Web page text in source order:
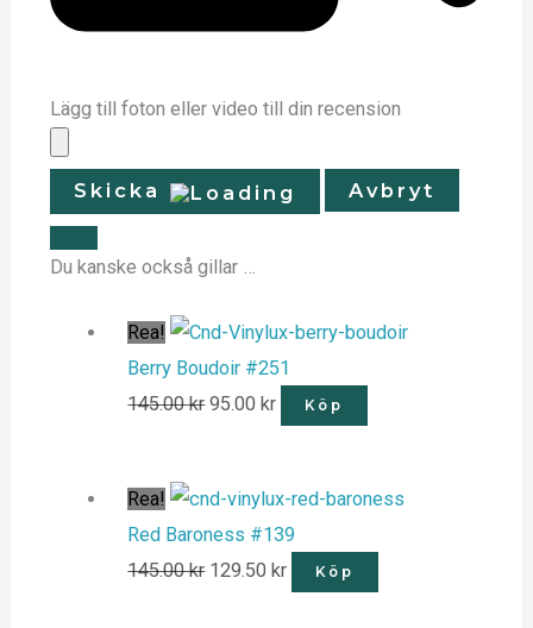
Lägg till foton eller video till din recension
Skicka Avbryt
Du kanske också gillar …
Rea!
Berry Boudoir #251
145.00kr 95.00 kr Köp
Rea!
Red Baroness #139
145.00kr 129.50 kr Köp